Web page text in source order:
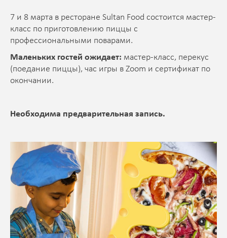
7 и 8 марта в ресторане Sultan Food состоится мастер-
класс по приготовлению пиццы с
профессиональными поварами.
Маленьких гостей ожидает: мастер-класс, перекус
(поедание пиццы), час игры в Zoom и сертификат по
окончании.
Необходима предварительная запись.